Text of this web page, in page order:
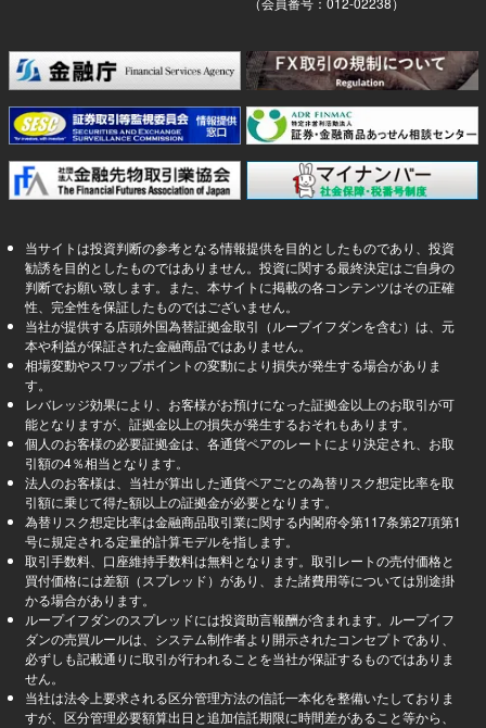
当サイトは投資判断の参考となる情報提供を目的としたものであり、投資
勧誘を目的としたものではありません。投資に関する最終決定はご自身の
判断でお願い致します。また、本サイトに掲載の各コンテンツはその正確
性、完全性を保証したものではございません。
当社が提供する店頭外国為替証拠金取引（ループイフダンを含む）は、元
本や利益が保証された金融商品ではありません。
相場変動やスワップポイントの変動により損失が発生する場合がありま
す。
レバレッジ効果により、お客様がお預けになった証拠金以上のお取引が可
能となりますが、証拠金以上の損失が発生するおそれもあります。
個人のお客様の必要証拠金は、各通貨ペアのレートにより決定され、お取
引額の4％相当となります。
法人のお客様は、当社が算出した通貨ペアごとの為替リスク想定比率を取
引額に乗じて得た額以上の証拠金が必要となります。
為替リスク想定比率は金融商品取引業に関する内閣府令第117条第27項第1
号に規定される定量的計算モデルを指します。
取引手数料、口座維持手数料は無料となります。取引レートの売付価格と
買付価格には差額（スプレッド）があり、また諸費用等については別途掛
かる場合があります。
ループイフダンのスプレッドには投資助言報酬が含まれます。ループイフ
ダンの売買ルールは、システム制作者より開示されたコンセプトであり、
必ずしも記載通りに取引が行われることを当社が保証するものではありま
せん。
当社は法令上要求される区分管理方法の信託一本化を整備いたしておりま
すが、区分管理必要額算出日と追加信託期限に時間差があること等から、